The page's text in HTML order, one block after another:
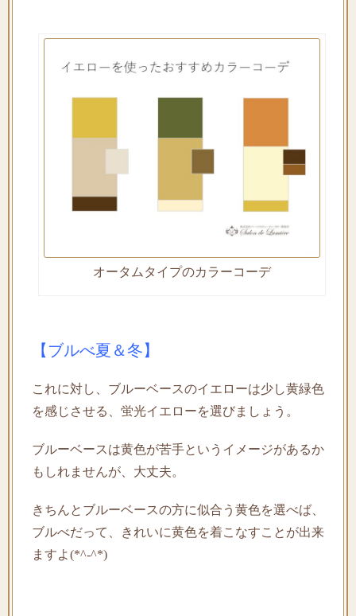
オータムタイプのカラーコーデ
【ブルべ夏＆冬】
これに対し、ブルーベースのイエローは少し黄緑色
を感じさせる、蛍光イエローを選びましょう。
ブルーベースは黄色が苦手というイメージがあるか
もしれませんが、大丈夫。
きちんとブルーベースの方に似合う黄色を選べば、
ブルべだって、きれいに黄色を着こなすことが出来
ますよ(*^-^*)